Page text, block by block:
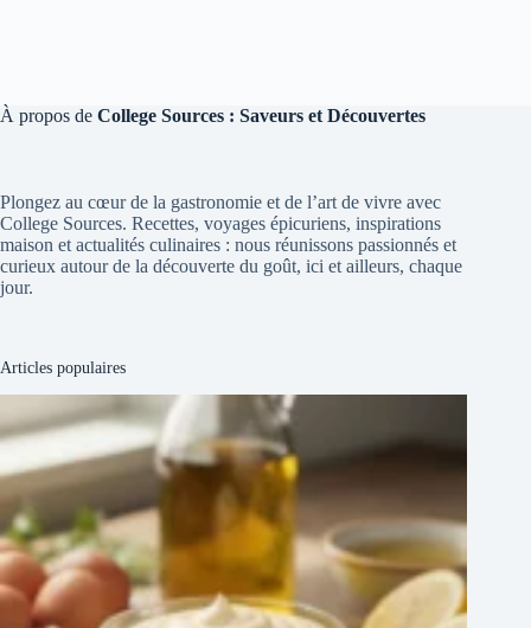
À propos de College Sources : Saveurs et Découvertes
Plongez au cœur de la gastronomie et de l’art de vivre avec
College Sources. Recettes, voyages épicuriens, inspirations
maison et actualités culinaires : nous réunissons passionnés et
curieux autour de la découverte du goût, ici et ailleurs, chaque
jour.
Articles populaires